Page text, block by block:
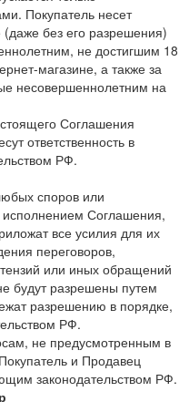
Покупатель несет
(даже без его разрешения)
не достигшим 18
магазине, а также за
несовершеннолетним на
Соглашения
ответственность в
РФ.
споров или
исполнением Соглашения,
все усилия для их
переговоров,
или иных обращений
будут разрешены путем
разрешению в порядке,
РФ.
не предусмотренным в
и Продавец
законодательством РФ.